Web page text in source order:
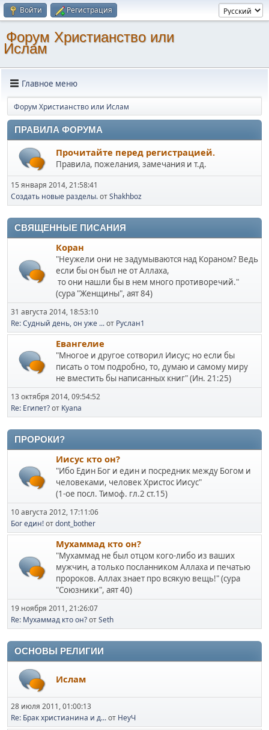
Войти Регистрация
Форум Христианство или
Ислам
Главное меню
Форум Христианство или Ислам
ПРАВИЛА ФОРУМА
Прочитайте перед регистрацией.
Правила, пожелания, замечания и т.д.
15 января 2014, 21:58:41
Создать новые разделы.отShakhboz
СВЯЩЕННЫЕ ПИСАНИЯ
Коран
"Неужели они не задумываются над Кораном? Ведь
если бы он был не от Аллаха,
то они нашли бы в нем много противоречий."
(сура "Женщины", аят 84)
31 августа 2014, 18:53:10
Re: Судный день, он уже ...от Руслан1
Евангелие
"Многое и другое сотворил Иисус; но если бы
писать о том подробно, то, думаю и самому миру
не вместить бы написанных книг" (Ин. 21:25)
13 октября 2014, 09:54:52
Re: Египет?от Kyana
ПРОРОКИ?
Иисус кто он?
"Ибо Един Бог и един и посредник между Богом и
человеками, человек Христос Иисус"
(1-ое посл. Тимоф. гл.2 ст.15)
10 августа 2012, 17:11:06
Бог един!отdont_bother
Мухаммад кто он?
"Мухаммад не был отцом кого-либо из ваших
мужчин, а только посланником Аллаха и печатью
пророков. Аллах знает про всякую вещь!" (сура
"Союзники", аят 40)
19 ноября 2011, 21:26:07
Re: Мухаммад кто он?отSeth
ОСНОВЫ РЕЛИГИИ
Ислам
28 июля 2011, 01:00:13
Re: Брак христианина и д...от НеуЧ